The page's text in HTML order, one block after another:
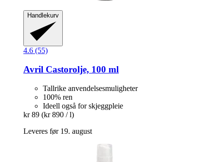
Handlekurv
4.6 (55)
Avril Castorolje, 100 ml
Tallrike anvendelsesmuligheter
100% ren
Ideell også for skjeggpleie
kr 89 (kr 890 / l)
Leveres før 19. august